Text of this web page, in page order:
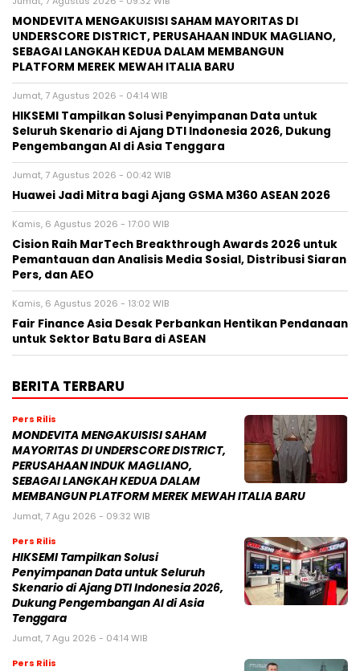
MONDEVITA MENGAKUISISI SAHAM MAYORITAS DI
UNDERSCORE DISTRICT, PERUSAHAAN INDUK MAGLIANO,
SEBAGAI LANGKAH KEDUA DALAM MEMBANGUN
PLATFORM MEREK MEWAH ITALIA BARU
Jumat, 7 Agustus 2026 - 04:14 WIB
HIKSEMI Tampilkan Solusi Penyimpanan Data untuk
Seluruh Skenario di Ajang DTI Indonesia 2026, Dukung
Pengembangan AI di Asia Tenggara
Jumat, 7 Agustus 2026 - 00:42 WIB
Huawei Jadi Mitra bagi Ajang GSMA M360 ASEAN 2026
Kamis, 6 Agustus 2026 - 17:00 WIB
Cision Raih MarTech Breakthrough Awards 2026 untuk
Pemantauan dan Analisis Media Sosial, Distribusi Siaran
Pers, dan AEO
Kamis, 6 Agustus 2026 - 13:02 WIB
Fair Finance Asia Desak Perbankan Hentikan Pendanaan
untuk Sektor Batu Bara di ASEAN
BERITA TERBARU
Pers Rilis
MONDEVITA MENGAKUISISI SAHAM
MAYORITAS DI UNDERSCORE DISTRICT,
PERUSAHAAN INDUK MAGLIANO,
SEBAGAI LANGKAH KEDUA DALAM
MEMBANGUN PLATFORM MEREK MEWAH ITALIA BARU
Jumat, 7 Agu 2026 - 09:32 WIB
Pers Rilis
HIKSEMI Tampilkan Solusi
Penyimpanan Data untuk Seluruh
Skenario di Ajang DTI Indonesia 2026,
Dukung Pengembangan AI di Asia
Tenggara
Jumat, 7 Agu 2026 - 04:14 WIB
Pers Rilis